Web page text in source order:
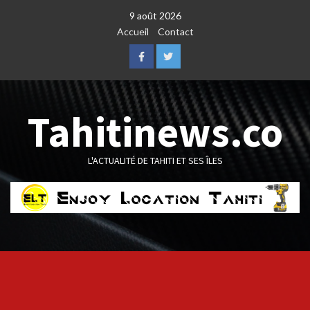
9 août 2026
Accueil
Contact
FacebookTwitter
Tahitinews.co
L'ACTUALITÉ DE TAHITI ET SES ÎLES